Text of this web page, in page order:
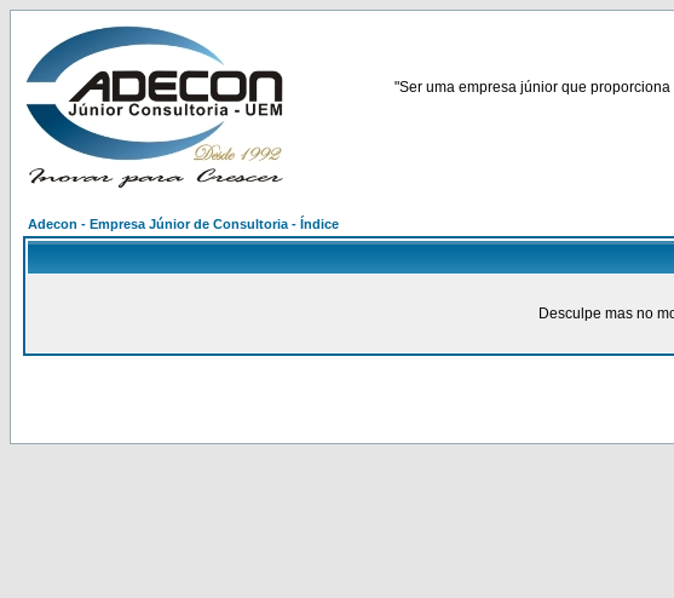
"Ser uma empresa júnior que
Adecon - Empresa Júnior de Consultoria - Índice
Desculpe mas no